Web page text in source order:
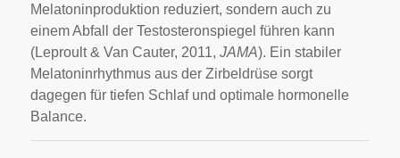
Melatoninproduktion reduziert, sondern auch zu
einem Abfall der Testosteronspiegel führen kann
(Leproult & Van Cauter, 2011, JAMA). Ein stabiler
Melatoninrhythmus aus der Zirbeldrüse sorgt
dagegen für tiefen Schlaf und optimale hormonelle
Balance.